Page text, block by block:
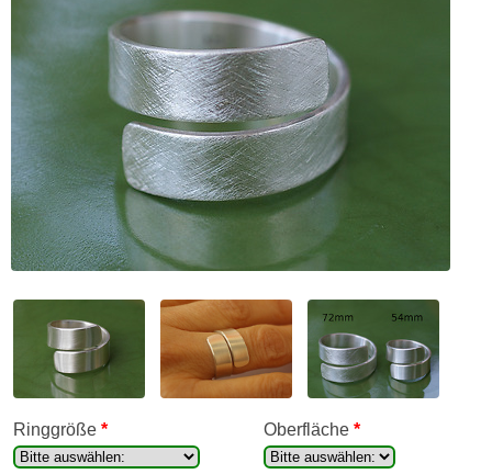
Ringgröße * Oberfläche *